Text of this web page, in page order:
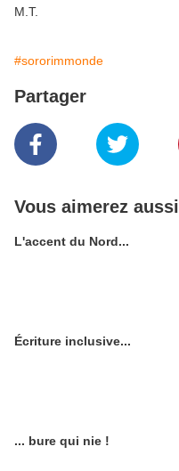
M.T.
#sororimmonde
Partager
Vous aimerez aussi
L'accent du Nord...
Écriture inclusive...
... bure qui nie !